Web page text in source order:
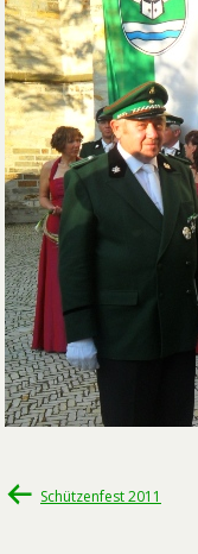
Schützenfest 2011